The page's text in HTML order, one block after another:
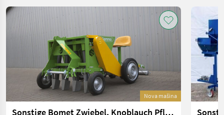
Nova mašina
Sonstige Bomet Zwiebel, Knoblauch Pflanzmaschine/ Planter